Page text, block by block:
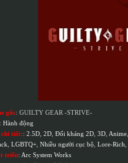
gốc: GUILTY GEAR -STRIVE-
: Hành động
chi tiết:: 2.5D 2D Đối kháng 2D 3D Anime
LGBTQ+ Nhiều người cục bộ Lore-Rich
triển: Arc System Works